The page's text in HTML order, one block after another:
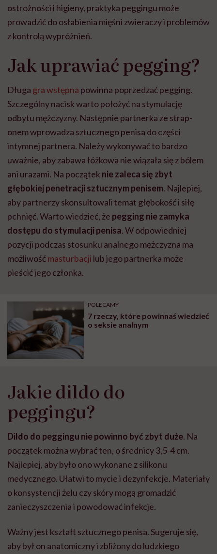
ostrożności i higieny, praktyka peggingu może
prowadzić do osłabienia mięśni zwieraczy i problemów
z kontrolą wypróżnień.
Jak uprawiać pegging?
Długa gra wstępna powinna poprzedzać pegging.
Szczególny nacisk warto położyć na stymulację
odbytu mężczyzny. Następnie partnerka ze strap-
onem wprowadza sztucznego penisa do części
intymnej partnera. Należy wykonywać to bardzo
uważnie, aby zabawa łóżkowa nie wiązała się z bólem
ani urazami. Na początek nie zaleca się zbyt
głębokiej penetracji sztucznym penisem. Najlepiej,
aby partnerzy skonsultowali temat głębokość i siłę
pchnięć. Warto wiedzieć, że pegging nie zamyka
dostępu do stymulacji penisa. W odpowiedniej
pozycji podczas stosunku analnego mężczyzna ma
możliwośćmasturbacji lub jego partnerka może
pieścić jego członka.
POLECAMY
7 rzeczy, które powinnaś wiedzieć
o seksie analnym
Jakie dildo do
peggingu?
Dildo do peggingu nie powinno być zbyt duże. Na
początek można wybrać ten, o średnicy 3,5-4 cm.
Najlepiej, aby było ono wykonane z silikonu
medycznego. Ułatwi to mycie i dezynfekcje. Materiały
o konsystencji żelu czy skóry mogą gromadzić
zanieczyszczenia i powodować infekcje.
Ważny jest kształt sztucznego penisa. Sugeruje się,
aby był on anatomiczny i zbliżony do ludzkiego